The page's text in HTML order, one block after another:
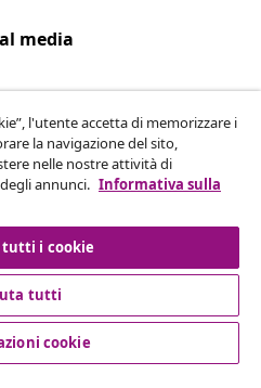
media
per il tuo ordine.
contratto
l'utente accetta di memorizzare i
la navigazione del sito,
nelle nostre attività di
annunci. Informativa sulla
i cookie
tutti
cookie